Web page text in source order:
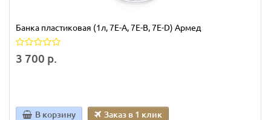
Банка пластиковая (1л, 7Е-А, 7Е-B, 7Е-D) Армед
3 700 р.
В корзину Заказ в 1 клик